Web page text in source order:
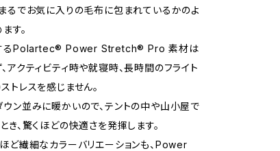
るでお気に入りの毛布に包まれているかのよ
す。
るPolartec® Power Stretch® Pro 素材は
アクティビティ時や就寝時、長時間のフライト
トレスを感じません。
ン並みに暖かいので、テントの中や山小屋で
き、驚くほどの快適さを発揮します。
ど繊細なカラーバリエーションも、Power